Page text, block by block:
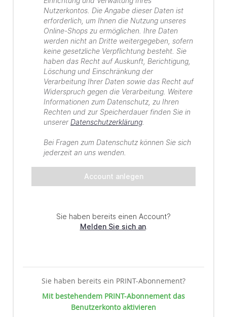
Sie haben bereits ein PRINT-Abonnement?
Mit bestehendem PRINT-Abonnement das
Benutzerkonto aktivieren